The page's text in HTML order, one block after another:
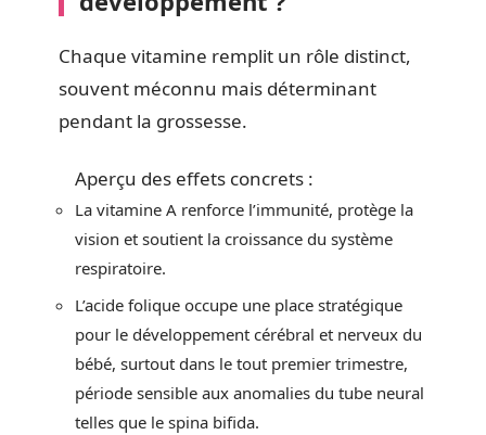
Chaque vitamine remplit un rôle distinct,
souvent méconnu mais déterminant
pendant la grossesse.
Aperçu des effets concrets :
La vitamine A renforce l’immunité, protège la
vision et soutient la croissance du système
respiratoire.
L’acide folique occupe une place stratégique
pour le développement cérébral et nerveux du
bébé, surtout dans le tout premier trimestre,
période sensible aux anomalies du tube neural
telles que le spina bifida.